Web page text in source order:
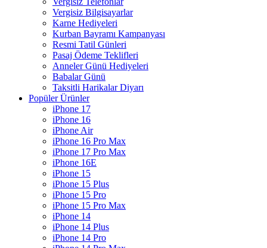
Vergisiz Bilgisayarlar
Karne Hediyeleri
Kurban Bayramı Kampanyası
Resmi Tatil Günleri
Pasaj Ödeme Teklifleri
Anneler Günü Hediyeleri
Babalar Günü
Taksitli Harikalar Diyarı
Popüler Ürünler
iPhone 17
iPhone 16
iPhone Air
iPhone 16 Pro Max
iPhone 17 Pro Max
iPhone 16E
iPhone 15
iPhone 15 Plus
iPhone 15 Pro
iPhone 15 Pro Max
iPhone 14
iPhone 14 Plus
iPhone 14 Pro